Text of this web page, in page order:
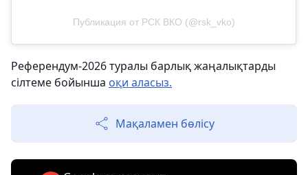
Публикация от РСК ВКО (@rsk_vko)
Референдум-2026 туралы барлық жаңалықтарды
сілтеме бойынша оқи аласыз.
Мақаламен бөлісу